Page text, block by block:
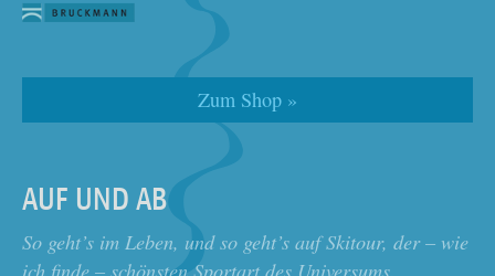
Zum Shop »
AUF UND AB
So geht’s im Leben, und so geht’s auf Skitour, der – wie
ich finde – schönsten Sportart des Universums.